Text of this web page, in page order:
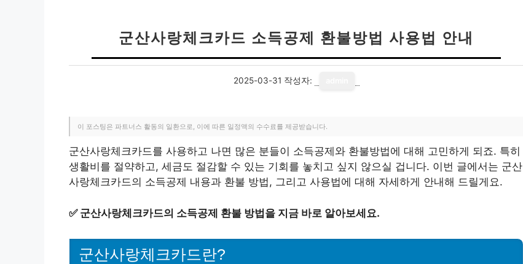
군산사랑체크카드 소득공제 환불방법 사용법 안내
2025-03-31 작성자:
이 포스팅은 파트너스 활동의 일환으로, 이에 따른 일정액의 수수료를 제공받습니다.
군산사랑체크카드를 사용하고 나면 많은 분들이 소득공제와 환불방법에 대해 고민하게 되죠. 특히
생활비를 절약하고, 세금도 절감할 수 있는 기회를 놓치고 싶지 않으실 겁니다. 이번 글에서는 군산
사랑체크카드의 소득공제 내용과 환불 방법, 그리고 사용법에 대해 자세하게 안내해 드릴게요.
✅ 군산사랑체크카드의 소득공제 환불 방법을 지금 바로 알아보세요.
군산사랑체크카드란?